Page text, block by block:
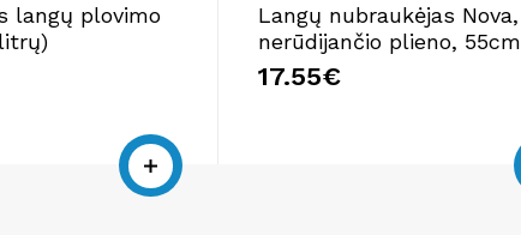
langų plovimo
litrų)
Langų nubraukėjas Nova,
nerūdijančio plieno, 55cm
17.55€